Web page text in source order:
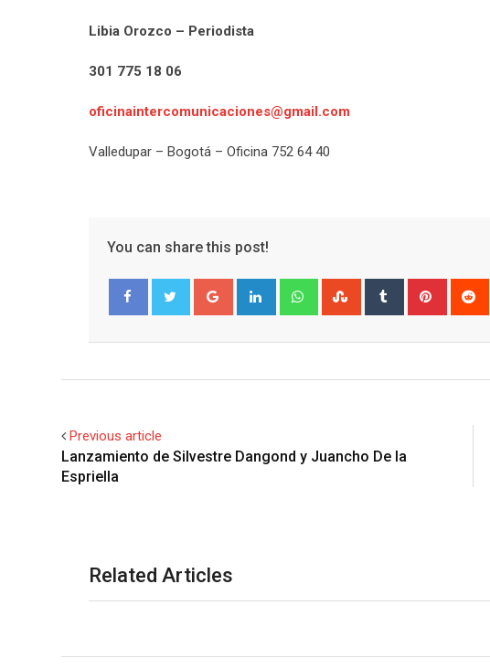
Libia Orozco – Periodista
301 775 18 06
oficinaintercomunicaciones@gmail.com
Valledupar – Bogotá – Oficina 752 64 40
You can share this post!
Google+ LinkedIn WhatsappStumbleUpon
Tumblr Pinterest
Previous article
Lanzamiento de Silvestre Dangond y Juancho De la
Espriella
Related Articles